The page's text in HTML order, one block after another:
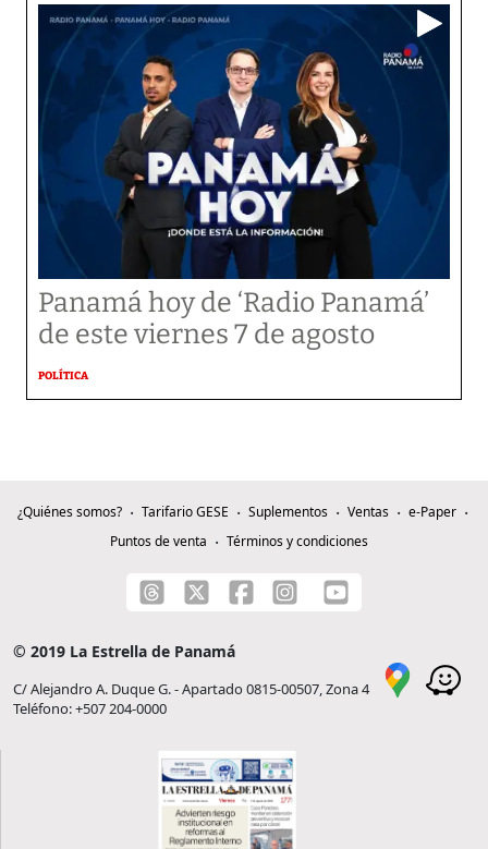
Panamá hoy de ‘Radio Panamá’
de este viernes 7 de agosto
POLÍTICA
¿Quiénes somos? Tarifario GESE Suplementos Ventas
e-Paper
Puntos de venta
Términos y condiciones
© 2019 La Estrella de Panamá
C/ Alejandro A. Duque G. - Apartado 0815-00507, Zona 4
Teléfono: +507 204-0000